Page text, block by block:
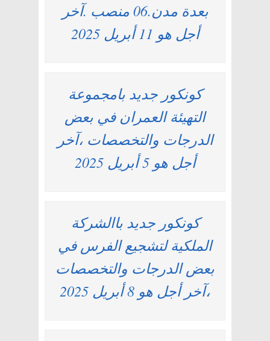
بعدة مدن.06 منصب .آخر
أجل هو 11 أبريل 2025
كونكور جديد بامجموعة
التهيئة العمران في بعض
الدرجات والتخصصات ،آخر
أجل هو 5 أبريل 2025
كونكور جديد باالشركة
الملكية لتشجيع الفرس في
بعض الدرجات والتخصصات
،آخر أجل هو 8 أبريل 2025